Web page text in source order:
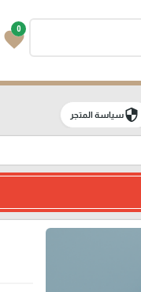
0
favorite
securityسياسة المتجر